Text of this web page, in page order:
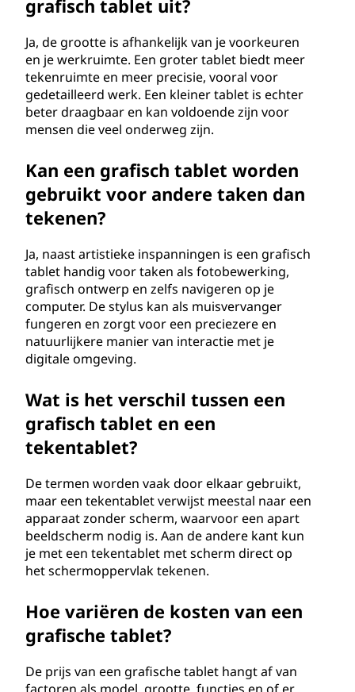
grafisch tablet uit?
Ja, de grootte is afhankelijk van je voorkeuren
en je werkruimte. Een groter tablet biedt meer
tekenruimte en meer precisie, vooral voor
gedetailleerd werk. Een kleiner tablet is echter
beter draagbaar en kan voldoende zijn voor
mensen die veel onderweg zijn.
Kan een grafisch tablet worden
gebruikt voor andere taken dan
tekenen?
Ja, naast artistieke inspanningen is een grafisch
tablet handig voor taken als fotobewerking,
grafisch ontwerp en zelfs navigeren op je
computer. De stylus kan als muisvervanger
fungeren en zorgt voor een preciezere en
natuurlijkere manier van interactie met je
digitale omgeving.
Wat is het verschil tussen een
grafisch tablet en een
tekentablet?
De termen worden vaak door elkaar gebruikt,
maar een tekentablet verwijst meestal naar een
apparaat zonder scherm, waarvoor een apart
beeldscherm nodig is. Aan de andere kant kun
je met een tekentablet met scherm direct op
het schermoppervlak tekenen.
Hoe variëren de kosten van een
grafische tablet?
De prijs van een grafische tablet hangt af van